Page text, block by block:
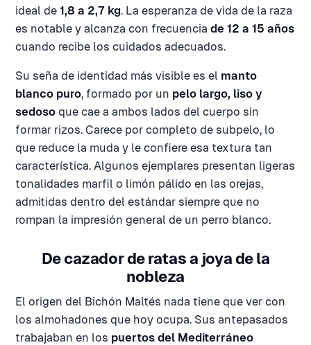
ideal de 1,8 a 2,7 kg. La esperanza de vida de la raza
es notable y alcanza con frecuencia de 12 a 15 años
cuando recibe los cuidados adecuados.
Su seña de identidad más visible es el manto
blanco puro, formado por un pelo largo, liso y
sedoso que cae a ambos lados del cuerpo sin
formar rizos. Carece por completo de subpelo, lo
que reduce la muda y le confiere esa textura tan
característica. Algunos ejemplares presentan ligeras
tonalidades marfil o limón pálido en las orejas,
admitidas dentro del estándar siempre que no
rompan la impresión general de un perro blanco.
De cazador de ratas a joya de la
nobleza
El origen del Bichón Maltés nada tiene que ver con
los almohadones que hoy ocupa. Sus antepasados
trabajaban en los puertos del Mediterráneo